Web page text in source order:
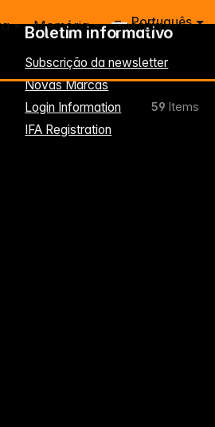
Português
Memória Energia
59 Items
Boletim informativo
Subscrição da newsletter
Novas Marcas
Login Information
IFA Registration